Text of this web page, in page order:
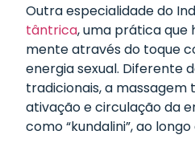
Outra especialidade do
tântrica, uma prática que
mente através do toque
energia sexual. Diferente
tradicionais, a
ativação e circulação da
como “kundalini”, ao